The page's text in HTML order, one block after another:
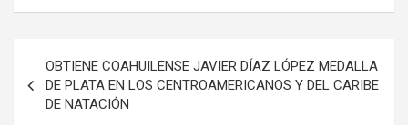
de
entradas
OBTIENE COAHUILENSE JAVIER DÍAZ LÓPEZ MEDALLA
DE PLATA EN LOS CENTROAMERICANOS Y DEL CARIBE
DE NATACIÓN